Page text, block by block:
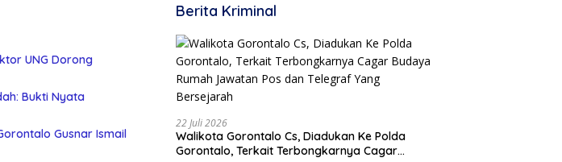
UNG Dorong
Bukti Nyata
Gusnar Ismail
Berita Kriminal
22 Juli 2026
Walikota Gorontalo Cs, Diadukan Ke Polda
Gorontalo, Terkait Terbongkarnya Cagar